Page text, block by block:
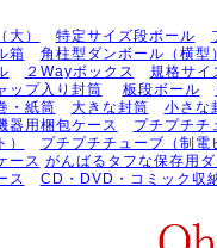
） 特定サイズ段ボール
箱 角柱型ダンボール（横型）
２Wayボックス 規格サイ
ップ入り封筒 板段ボール
・紙筒 大きな封筒 小さな
器用梱包ケース プチプチチ
プチプチチューブ（制電
ース がんばるタフな保存用
ス
CD・DVD・コミック収